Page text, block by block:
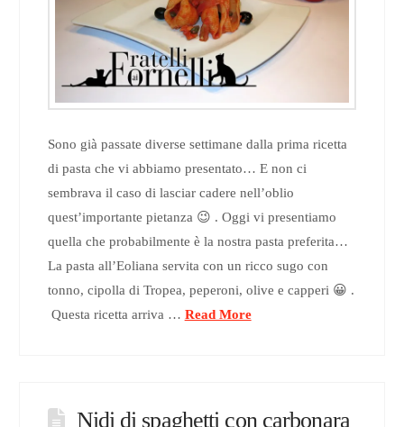
Sono già passate diverse settimane dalla prima ricetta
di pasta che vi abbiamo presentato… E non ci
sembrava il caso di lasciar cadere nell’oblio
quest’importante pietanza 😉 . Oggi vi presentiamo
quella che probabilmente è la nostra pasta preferita…
La pasta all’Eoliana servita con un ricco sugo con
tonno, cipolla di Tropea, peperoni, olive e capperi 😀 .
Questa ricetta arriva … Read More
Nidi di spaghetti con carbonara